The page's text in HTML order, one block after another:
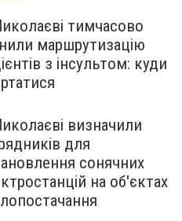
тимчасово
маршрутизацію
з інсультом: куди
визначили
для
сонячних
на об'єктах